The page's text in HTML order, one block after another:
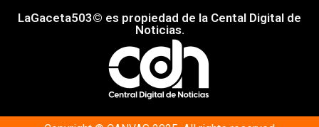
LaGaceta503© es propiedad de la Cental Digital de
Noticias.